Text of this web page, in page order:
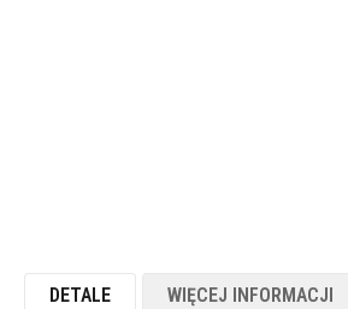
DETALE WIĘCEJ INFORMACJI